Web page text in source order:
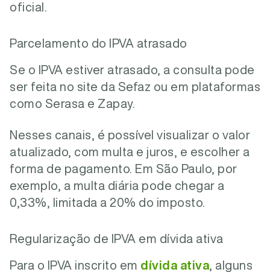
oficial.
Parcelamento do IPVA atrasado
Se o IPVA estiver atrasado, a consulta pode
ser feita no site da Sefaz ou em plataformas
como Serasa e Zapay.
Nesses canais, é possível visualizar o valor
atualizado, com multa e juros, e escolher a
forma de pagamento. Em São Paulo, por
exemplo, a multa diária pode chegar a
0,33%, limitada a 20% do imposto.
Regularização de IPVA em dívida ativa
Para o IPVA inscrito em dívida ativa , alguns